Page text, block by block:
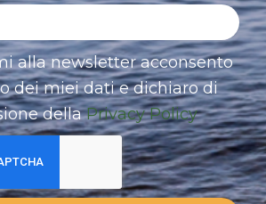
alla newsletter acconsento
dei miei dati e dichiaro di
dellaPrivacy Policy